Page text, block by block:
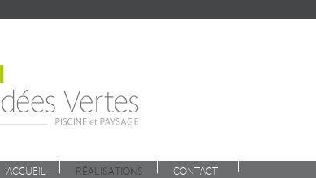
ACCUEIL RÉALISATIONS CONTACT